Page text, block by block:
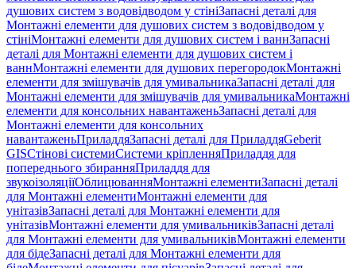
душових систем з водовідводом у стініЗапасні деталі для
Монтажні елементи для душових систем з водовідводом у
стініМонтажні елементи для душових систем і ваннЗапасні
деталі для Монтажні елементи для душових систем і
ваннМонтажні елементи для душових перегородокМонтажні
елементи для змішувачів для умивальникаЗапасні деталі для
Монтажні елементи для змішувачів для умивальникаМонтажні
елементи для консольних навантаженьЗапасні деталі для
Монтажні елементи для консольних
навантаженьПриладдяЗапасні деталі для ПриладдяGeberit
GISСтінові системиСистеми кріпленняПриладдя для
попереднього збиранняПриладдя для
звукоізоляціїОблицюванняМонтажні елементиЗапасні деталі
для Монтажні елементиМонтажні елементи для
унітазівЗапасні деталі для Монтажні елементи для
унітазівМонтажні елементи для умивальниківЗапасні деталі
для Монтажні елементи для умивальниківМонтажні елементи
для бідеЗапасні деталі для Монтажні елементи для